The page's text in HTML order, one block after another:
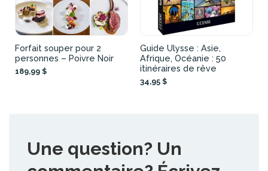
Forfait souper pour 2
personnes – Poivre Noir
189,99 $
Guide Ulysse : Asie,
Afrique, Océanie : 50
itinéraires de rêve
34,95 $
Une question? Un